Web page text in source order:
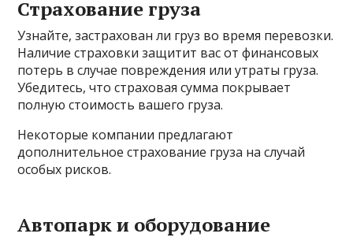
Страхование груза
Узнайте, застрахован ли груз во время перевозки.
Наличие страховки защитит вас от финансовых
потерь в случае повреждения или утраты груза.
Убедитесь, что страховая сумма покрывает
полную стоимость вашего груза.
Некоторые компании предлагают
дополнительное страхование груза на случай
особых рисков.
Автопарк и оборудование